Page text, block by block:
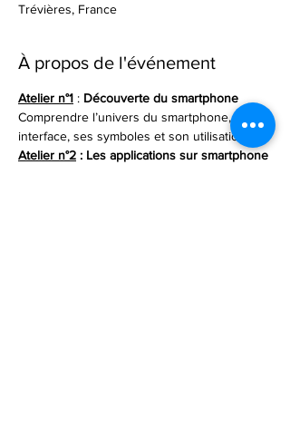
Trévières, France
À propos de l'événement
Atelier n°1 : Découverte du smartphone
Comprendre l’univers du smartphone, son
interface, ses symboles et son utilisation.
Atelier n°2 : Les applications sur smartphone